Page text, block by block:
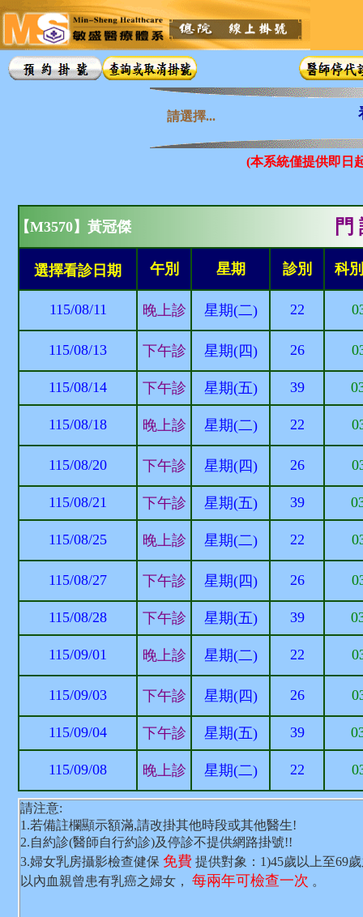
請選擇...
(本系統僅提供即日
【M3570】黃冠傑 門
選擇看診日期 午別 星期 診別 科
115/08/11 晚上診 星期(二) 22
115/08/13 下午診 星期(四) 26
115/08/14 下午診 星期(五) 39
115/08/18 晚上診 星期(二) 22
115/08/20 下午診 星期(四) 26
115/08/21 下午診 星期(五) 39
115/08/25 晚上診 星期(二) 22
115/08/27 下午診 星期(四) 26
115/08/28 下午診 星期(五) 39
115/09/01 晚上診 星期(二) 22
115/09/03 下午診 星期(四) 26
115/09/04 下午診 星期(五) 39
115/09/08 晚上診 星期(二) 22
請注意:
1.若備註欄顯示額滿,請改掛其他時段或其他醫生!
2.自約診(醫師自行約診)及停診不提供網路掛號!!
3.婦女乳房攝影檢查健保 免費 提供對象：1)45歲以上至69
以內血親曾患有乳癌之婦女，
每兩年可檢查一次 。